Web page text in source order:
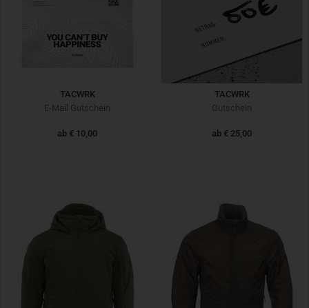
TACWRK
E-Mail Gutschein
ab € 10,00
TACWRK
Gutschein
ab € 25,00